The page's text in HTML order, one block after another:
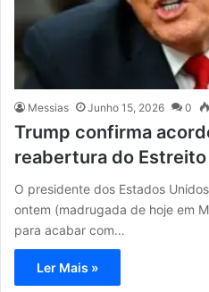
Messias Junho 15, 2026 0
Trump confirma
reabertura do
O presidente dos Estados
ontem (madrugada de hoje em
para acabar com…
Ler Mais »